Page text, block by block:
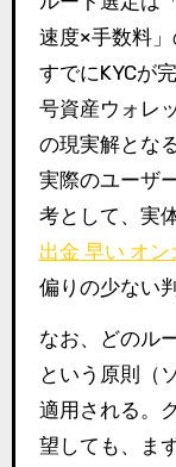
速度×手数料」
すでにKYCが
号資産ウォレ
の現実解とな
実際のユーザ
考として、実
出金 早い オン
偏りの少ない
なお、どのル
という原則（
適用される。
望しても、ま